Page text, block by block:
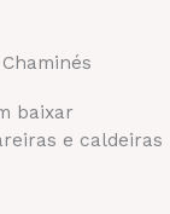
baixar
e caldeiras